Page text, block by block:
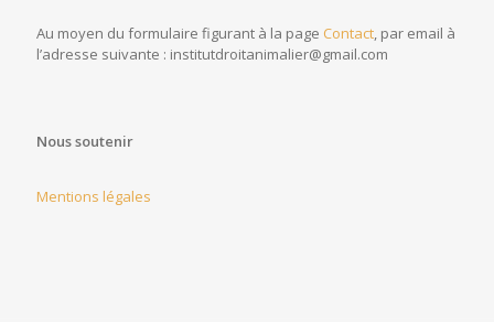
Au moyen du formulaire figurant à la page Contact, par email à
l’adresse suivante : institutdroitanimalier@gmail.com
Nous soutenir
Mentions légales